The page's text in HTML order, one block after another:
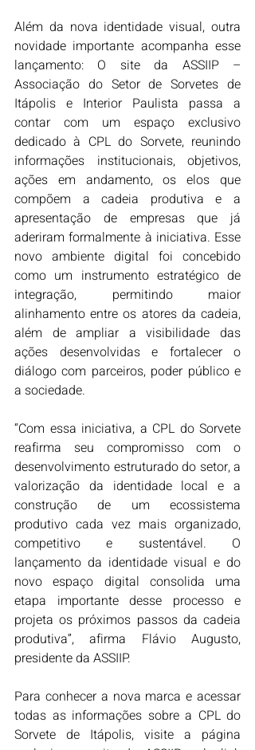
Além da nova identidade visual, outra
novidade importante acompanha esse
lançamento: O site da ASSIIP –
Associação do Setor de Sorvetes de
Itápolis e Interior Paulista passa a
contar com um espaço exclusivo
dedicado à CPL do Sorvete, reunindo
informações institucionais, objetivos,
ações em andamento, os elos que
compõem a cadeia produtiva e a
apresentação de empresas que já
aderiram formalmente à iniciativa. Esse
novo ambiente digital foi concebido
como um instrumento estratégico de
integração, permitindo maior
alinhamento entre os atores da cadeia,
além de ampliar a visibilidade das
ações desenvolvidas e fortalecer o
diálogo com parceiros, poder público e
a sociedade.
“Com essa iniciativa, a CPL do Sorvete
reafirma seu compromisso com o
desenvolvimento estruturado do setor, a
valorização da identidade local e a
construção de um ecossistema
produtivo cada vez mais organizado,
competitivo e sustentável. O
lançamento da identidade visual e do
novo espaço digital consolida uma
etapa importante desse processo e
projeta os próximos passos da cadeia
produtiva”, afirma Flávio Augusto,
presidente da ASSIIP.
Para conhecer a nova marca e acessar
todas as informações sobre a CPL do
Sorvete de Itápolis, visite a página